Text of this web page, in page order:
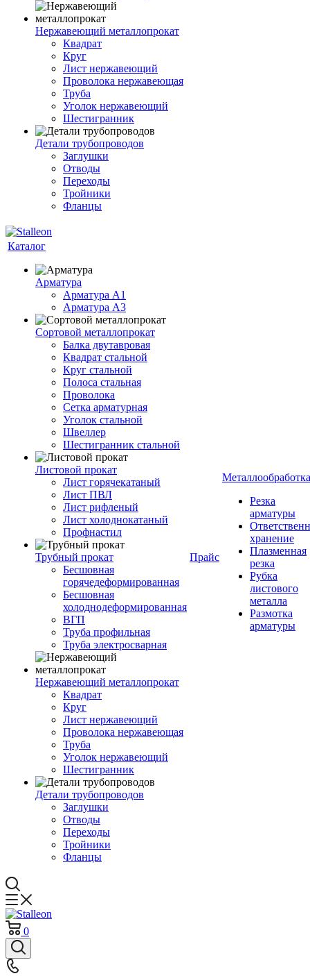
Нержавеющий металлопрокат
Квадрат
Круг
Лист нержавеющий
Проволока нержавеющая
Труба
Уголок нержавеющий
Шестигранник
Детали трубопроводов
Заглушки
Отводы
Переходы
Тройники
Фланцы
Каталог
Арматура
Арматура A1
Арматура А3
Сортовой металлопрокат
Балка двутавровая
Квадрат стальной
Круг стальной
Полоса стальная
Проволока
Сетка арматурная
Уголок стальной
Швеллер
Шестигранник стальной
Листовой прокат
Лист горячекатаный
Лист ПВЛ
Лист рифленый
Лист холоднокатаный
Профнастил
Трубный прокат
Бесшовная
горячедеформированная
Бесшовная
холоднодеформированная
ВГП
Труба профильная
Труба электросварная
Нержавеющий металлопрокат
Квадрат
Круг
Лист нержавеющий
Проволока нержавеющая
Труба
Уголок нержавеющий
Шестигранник
Детали трубопроводов
Заглушки
Отводы
Переходы
Тройники
Фланцы
Прайс
Металлообработка
Резка
арматуры
хранение
Плазменная
резка
Рубка
листового
металла
Размотка
арматуры
0